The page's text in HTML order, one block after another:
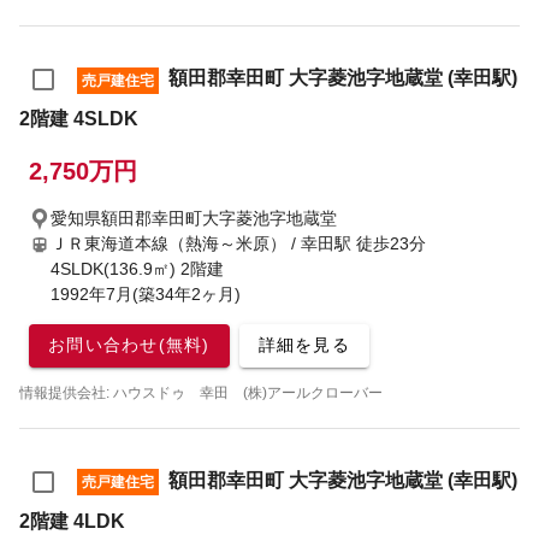
売戸建住宅
額田郡幸田町 大字菱池字地蔵堂 (幸田駅)
2階建 4SLDK
2,750万円
愛知県額田郡幸田町大字菱池字地蔵堂
ＪＲ東海道本線（熱海～米原） / 幸田駅 徒歩23分
4SLDK(136.9㎡) 2階建
1992年7月(築34年2ヶ月)
お問い合わせ(無料) 詳細を見る
情報提供会社: ハウスドゥ 幸田 (株)アールクローバー
売戸建住宅
額田郡幸田町 大字菱池字地蔵堂 (幸田駅)
2階建 4LDK